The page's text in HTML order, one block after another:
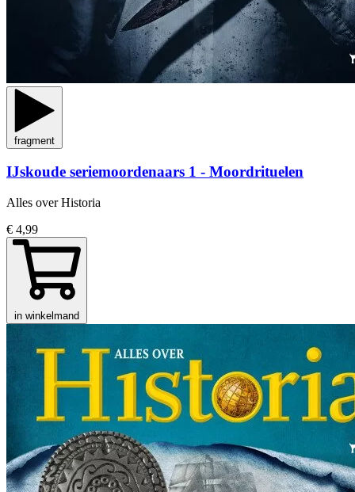
fragment
IJskoude seriemoordenaars 1 - Moordrituelen
Alles over Historia
€ 4,99
in winkelmand